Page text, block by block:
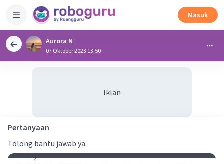
Masuk
Aurora N
07 Oktober 2023 13:50
Iklan
Pertanyaan
Tolong bantu jawab ya